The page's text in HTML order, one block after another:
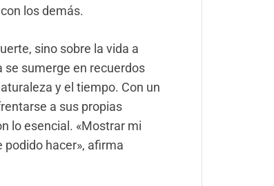
los demás.
sino sobre la vida a
se sumerge en recuerdos
y el tiempo. Con un
a sus propias
lo esencial. «Mostrar mi
hacer», afirma